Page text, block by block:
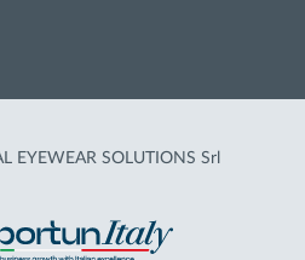
EYEWEAR SOLUTIONS Srl